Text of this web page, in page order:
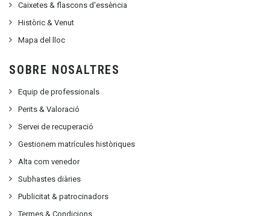
Caixetes & flascons d'essència
Històric & Venut
Mapa del lloc
SOBRE NOSALTRES
Equip de professionals
Perits & Valoració
Servei de recuperació
Gestionem matrícules històriques
Alta com venedor
Subhastes diàries
Publicitat & patrocinadors
Termes & Condicions